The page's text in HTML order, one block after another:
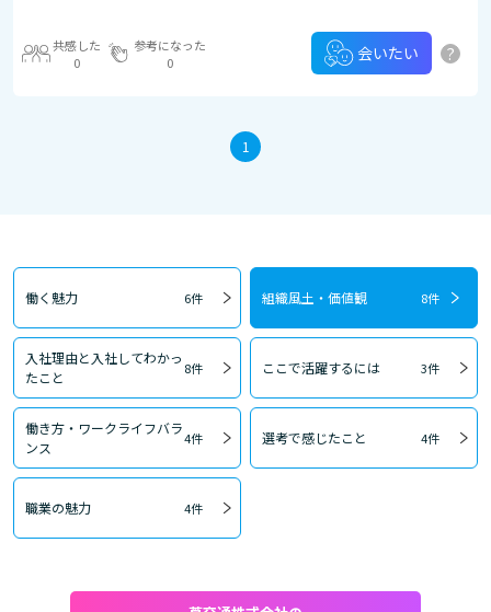
共感した
0
参考になった
0
会いたい ?
1
働く魅力 6件 組織風土・価値観 8件
入社理由と入社してわかっ
たこと
8件 ここで活躍するには 3件
働き方・ワークライフバラ
ンス
4件 選考で感じたこと 4件
職業の魅力 4件